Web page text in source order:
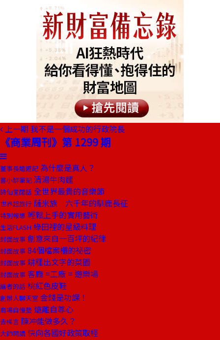
上一期 我不是一個成功的行政院長
《商業周刊》第 1299 期
董事長嬉遊記 為什麼是真人？
嘗小鮮筆記 清湯牛肉麵
詩仙堂閒話 全世界最貴的音樂節
世界超旅行 薩米族 六千年的馴鹿長征
特別報導 輕鬆上手的實用藝術
生活FLASH 綠田裡的星級料理
封面故事 創意來自一百坪的紀律
封面故事 84個檔案櫃的祕密
封面故事 耕種出文字的菜園
封面故事 客廳 =工廠 = 遊樂場
編者的話 桃紅色皮鞋
創辦人聊天室 金錢是功課！
商場自慢塾 遠離自尊心
去梯言 陳冲能做多久？
大師開講 快向各國好政策取經